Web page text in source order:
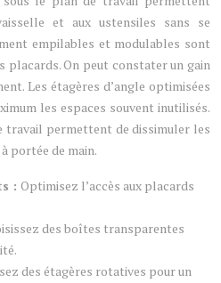
et aux ustensiles sans se
empilables et modulables sont
placards. On peut constater un gain
Les étagères d’angle optimisées
les espaces souvent inutilisés.
travail permettent de dissimuler les
portée de main.
: Optimisez l’accès aux placards
des boîtes transparentes
des étagères rotatives pour un